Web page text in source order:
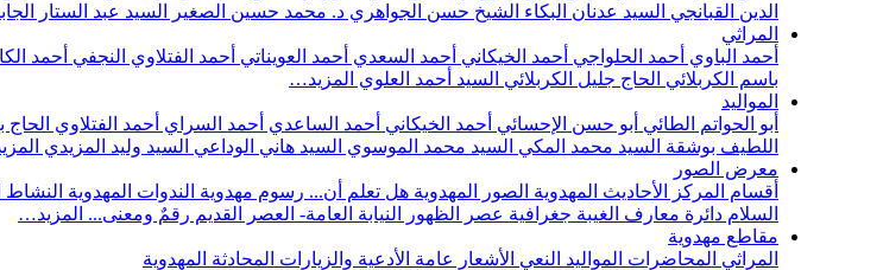
الدين القبانجي السيد عدنان البكاء الشيخ حسن الجواهري د. محمد حسين الصغير السيد عبد الستار
المراثي
أحمد الباوي أحمد الحلواجي أحمد الخيكاني أحمد السعدي أحمد العويناتي أحمد الفتلاوي النجفي أحمد
باسم الكربلائي الحاج جليل الكربلائي السيد أحمد العلوي المزيد…
المواليد
أبو الحواتم الطائي أبو حسن الإحسائي أحمد الخيكاني أحمد الساعدي أحمد السراي أحمد الفتلاوي الحاج
اللطيف بوشقة السيد محمد المكي السيد محمد الموسوي السيد هاني الوداعي السيد وليد المزيدي
معرض الصور
أقسام المركز
الأحاديث المهدوية الصور المهدوية هل تعلم أن... رسوم مهدوية الندوات المهدوية النشاط
السلام دائرة معارف الغيبة جغرافية عصر الظهور النيابة العامة- العصر القديم رقمٌ ومعنى... المزيد…
مقاطع مهدوية
المراثي المحاضرات المواليد النعي الأشعار عامة الأدعية والزيارات المحادثة المهدوية